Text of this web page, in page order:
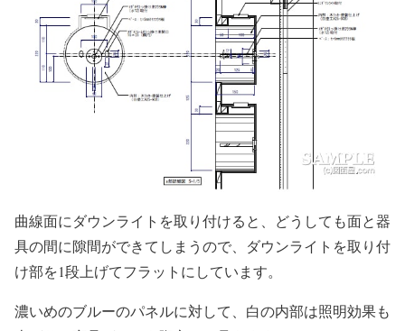
曲線面にダウンライトを取り付けると、どうしても面と器
具の間に隙間ができてしまうので、ダウンライトを取り付
け部を1段上げてフラットにしています。
濃いめのブルーのパネルに対して、白の内部は照明効果も